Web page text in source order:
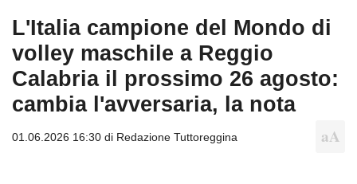
L'Italia campione del Mondo di
volley maschile a Reggio
Calabria il prossimo 26 agosto:
cambia l'avversaria, la nota
01.06.2026 16:30 di Redazione Tuttoreggina